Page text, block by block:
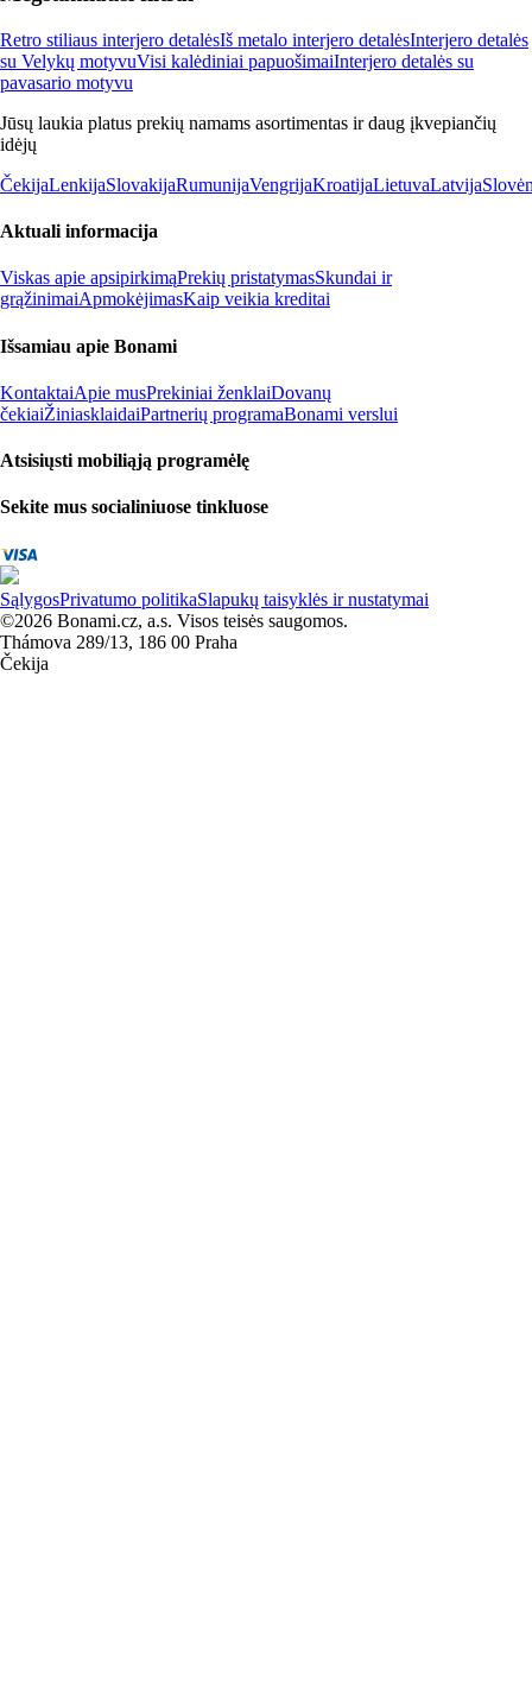
Retro stiliaus interjero detalėsIš metalo interjero detalėsInterjero detalės
su Velykų motyvuVisi kalėdiniai papuošimaiInterjero detalės su
pavasario motyvu
Jūsų laukia platus prekių namams asortimentas ir daug įkvepiančių
idėjų
ČekijaLenkijaSlovakijaRumunijaVengrijaKroatijaLietuvaLatvija
Aktuali informacija
Viskas apie apsipirkimąPrekių pristatymasSkundai ir
grąžinimaiApmokėjimasKaip veikia kreditai
Išsamiau apie Bonami
KontaktaiApie musPrekiniai ženklaiDovanų
čekiaiŽiniasklaidaiPartnerių programaBonami verslui
Atsisiųsti mobiliąją programėlę
Sekite mus socialiniuose tinkluose
SąlygosPrivatumo politikaSlapukų taisyklės ir nustatymai
©2026 Bonami.cz, a.s. Visos teisės saugomos.
Thámova 289/13, 186 00 Praha
Čekija